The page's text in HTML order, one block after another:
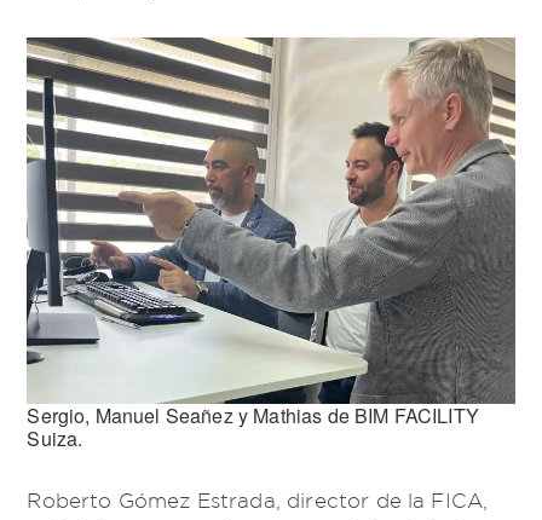
Sergio, Manuel Seañez y Mathias de BIM FACILITY
Suiza.
Roberto Gómez Estrada, director de la FICA,